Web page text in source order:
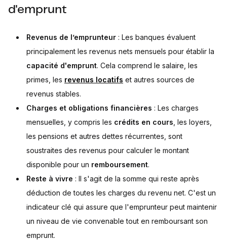
d'emprunt
Revenus de l’emprunteur : Les banques évaluent
principalement les revenus nets mensuels pour établir la
capacité d'emprunt. Cela comprend le salaire, les
primes, les revenus locatifs et autres sources de
revenus stables.
Charges et obligations financières : Les charges
mensuelles, y compris les crédits en cours , les loyers,
les pensions et autres dettes récurrentes, sont
soustraites des revenus pour calculer le montant
disponible pour un remboursement.
Reste à vivre : Il s'agit de la somme qui reste après
déduction de toutes les charges du revenu net. C'est un
indicateur clé qui assure que l'emprunteur peut maintenir
un niveau de vie convenable tout en remboursant son
emprunt.